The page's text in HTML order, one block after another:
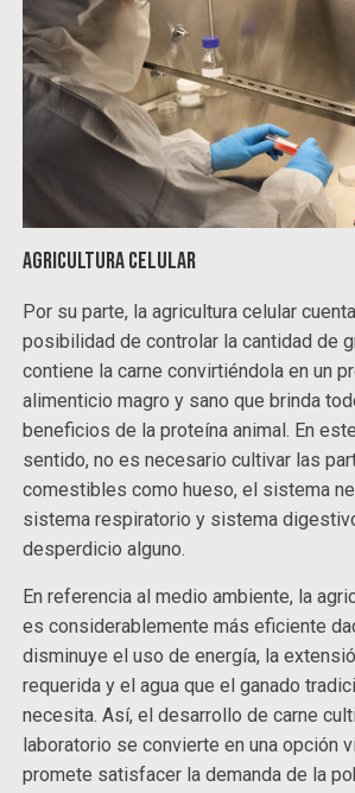
Agricultura celular
Por su parte, la agricultura celular
posibilidad de controlar la cantidad de
contiene la carne convirtiéndola en un
alimenticio magro y sano que brinda
beneficios de la proteína animal. En
sentido, no es necesario cultivar las
comestibles como hueso, el sistema
sistema respiratorio y sistema
desperdicio alguno.
En referencia al medio ambiente, la
es considerablemente más eficiente
disminuye el uso de energía, la
requerida y el agua que el ganado
necesita. Así, el desarrollo de carne
laboratorio se convierte en una opción
promete satisfacer la demanda de la